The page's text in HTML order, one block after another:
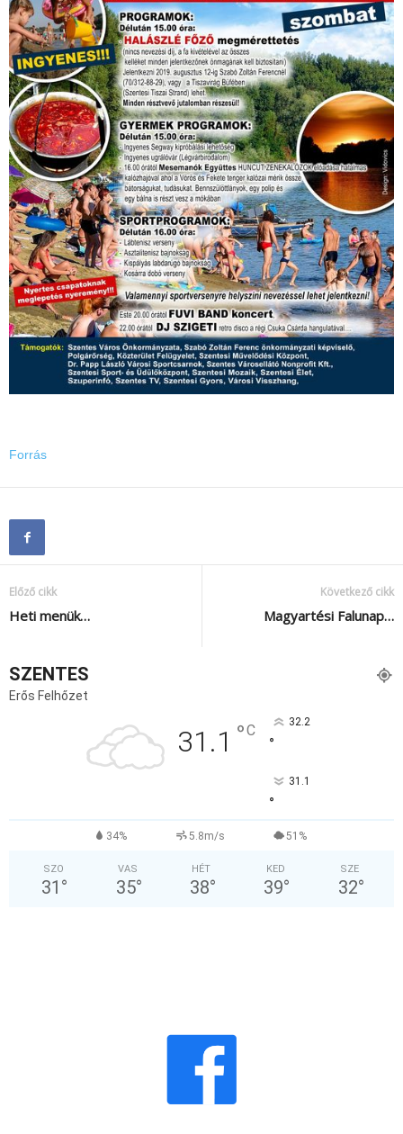
Forrás
Előző cikk
Heti menük…
Következő cikk
Magyartési Falunap…
SZENTES
Erős Felhőzet
31.1 °C 32.2
°
31.1
°
34% 5.8m/s 51%
SZO
31 °
VAS
35°
HÉT
38°
KED
39°
SZE
32°